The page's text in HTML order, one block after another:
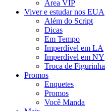
Área VIP
Viver e estudar nos EUA
Além do Script
Dicas
Em Tempo
Imperdível em LA
Imperdível em NY
Troca de Figurinha
Promos
Enquetes
Promos
Você Manda